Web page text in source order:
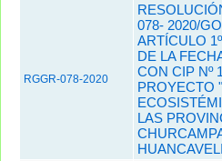
RGGR-078-2020
078- 2020/
ARTÍCULO
DE LA
CON CIP Nº
PROYECTO
LAS